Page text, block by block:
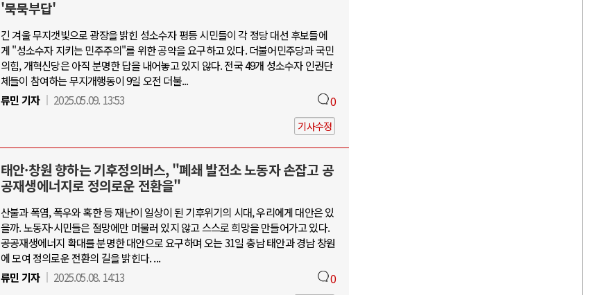
'묵묵부답'
긴 겨울 무지갯빛으로 광장을 밝힌 성소수자 평등 시민들이 각 정당 대선 후보들에
게 "성소수자 지키는 민주주의"를 위한 공약을 요구하고 있다. 더불어민주당과 국민
의힘, 개혁신당은 아직 분명한 답을 내어놓고 있지 않다. 전국 49개 성소수자 인권단
체들이 참여하는 무지개행동이 9일 오전 더불...
류민 기자
2025.05.09. 13:53 0
기사수정
태안·창원 향하는 기후정의버스, "폐쇄 발전소 노동자 손잡고 공
공재생에너지로 정의로운 전환을"
산불과 폭염, 폭우와 혹한 등 재난이 일상이 된 기후위기의 시대, 우리에게 대안은 있
을까. 노동자·시민들은 절망에만 머물러 있지 않고 스스로 희망을 만들어가고 있다.
공공재생에너지 확대를 분명한 대안으로 요구하며 오는 31일 충남 태안과 경남 창원
에 모여 정의로운 전환의 길을 밝힌다. ...
류민 기자
2025.05.08. 14:13 0